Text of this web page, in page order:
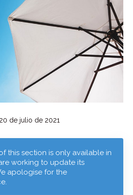
20 de julio de 2021
this section is only available in
working to update its
apologise for the